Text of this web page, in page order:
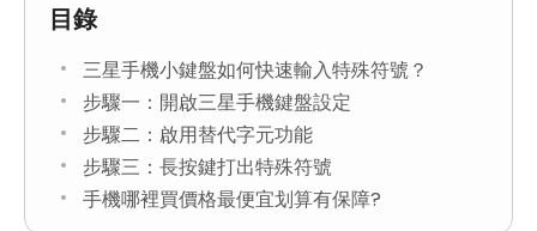
目錄
三星手機小鍵盤如何快速輸入特殊符號？
步驟一：開啟三星手機鍵盤設定
步驟二：啟用替代字元功能
步驟三：長按鍵打出特殊符號
手機哪裡買價格最便宜划算有保障?